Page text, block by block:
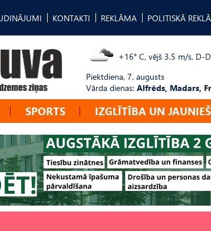
KONTAKTI REKLĀMA POLITISKĀ
+16° C, vējš 3.5 m/s, D-
Piektdiena, 7. augusts
Vārda dienas: Alfrēds, Madars,
SPORTS IZGLĪTĪBA UN